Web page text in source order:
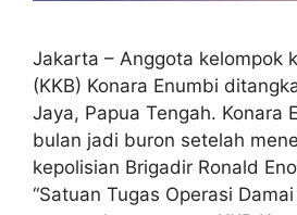
Jakarta – Anggota kelompok
(KKB) Konara Enumbi
Jaya, Papua Tengah. Konara
bulan jadi buron setelah
kepolisian Brigadir Ronald
“Satuan Tugas Operasi